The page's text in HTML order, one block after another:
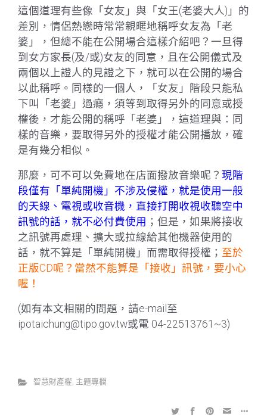
這個道理有些像「女友」與「女王(老婆大人)」的
差別，情侶熱戀時常常親暱地稱呼女友為「老
婆」，但總不能在公開場合這樣介紹吧？一旦得
到女方家長(及/或)女友的同意，且在公開儀式及
兩個以上證人的見證之下，就可以在公開的場合
以此稱呼。同樣的一個人，「女友」階段只能私
下叫「老婆」過癮，須等到取得另外的同意或授
權後，才能公開的稱呼「老婆」，這道理與：同
樣的音樂，要取得另外的授權才能公開播放，確
是有幾分相似。
那麼，可不可以免費地在店面撥放音樂呢？ 現階
段僅有「單純開機」不涉及侵權，就是使用一般
的天線、電視或收音機，直接打開收視收聽空中
訊號的話，就不必付費使用 ；但是，如果將接收
之訊號再處理、擴大或拉線給其他機器使用的
話，就不算是「單純開機」而需取得授權； 至於
正版CD呢？當然不能算是「接收」訊號，要小心
喔！
(如有本文相關的問題，請e-mail至
ipotaichung@tipo.gov.tw或電 04-22513761~3)
智慧財產權, 主題專欄